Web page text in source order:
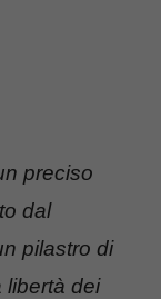
preciso
dal
pilastro di
libertà dei